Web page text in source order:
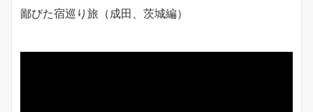
鄙びた宿巡り旅（成田、茨城編）